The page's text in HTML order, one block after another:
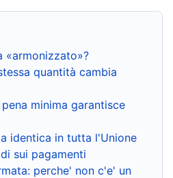
«armonizzato»?
quantità cambia
minima garantisce
identica in tutta l'Unione
sui pagamenti
perche' non c'e' un